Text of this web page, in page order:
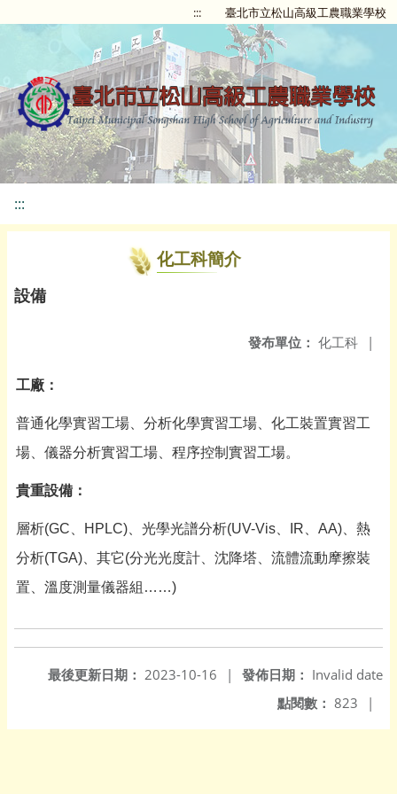
::: 臺北市立松山高級工農職業學校
:::
化工科簡介
設備
發布單位： 化工科 |
工廠：
普通化學實習工場、分析化學實習工場、化工裝置實習工
場、儀器分析實習工場、程序控制實習工場。
貴重設備：
層析(GC HPLC) 、光學光譜分析(UV-Vis IR AA) 、熱
分析(TGA) 、其它(分光光度計、沈降塔、流體流動摩擦裝
置、溫度測量儀器組 ……)
發佈日期： Invalid date
最後更新日期： 2023-10-16
|
點閱數： 823 |